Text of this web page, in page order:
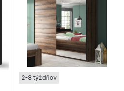
2-8 týždňov